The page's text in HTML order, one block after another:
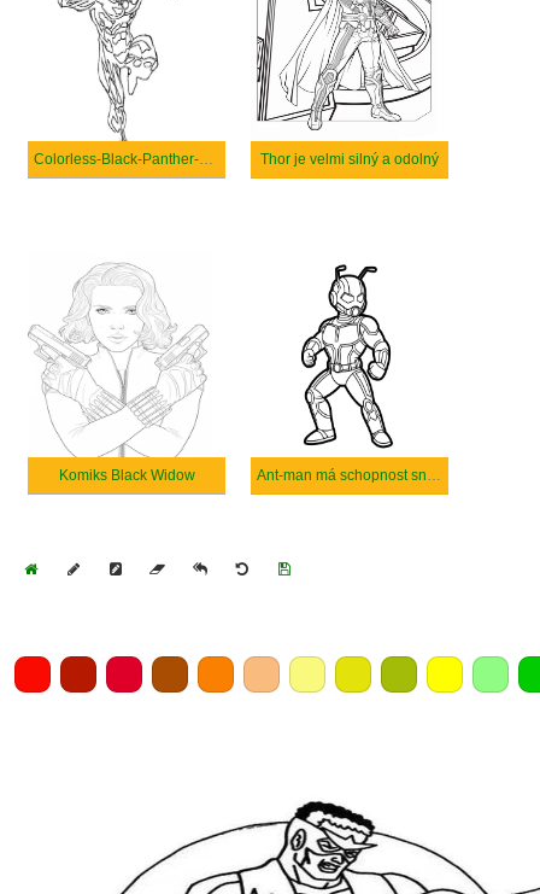
Colorless-Black-Panther-coloring Thor je velmi silný a odolný
Komiks Black Widow Ant-man má schopnost snížit se.